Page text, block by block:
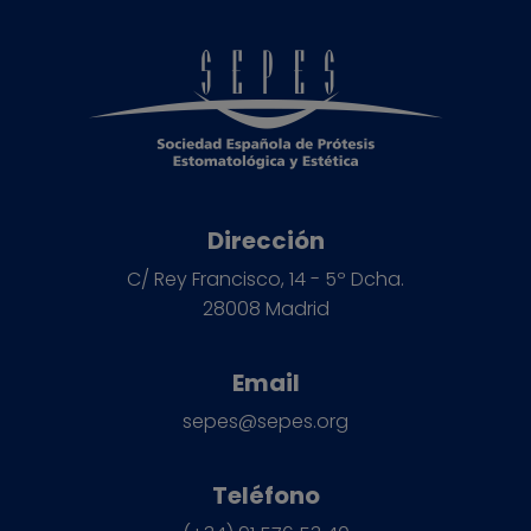
Dirección
C/ Rey Francisco, 14 - 5º Dcha.
28008 Madrid
Email
sepes@sepes.org
Teléfono